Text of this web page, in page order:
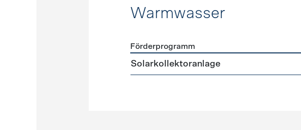
Warmwasser
Förderprogramme Warmwasser
Förderprogramm
Solarkollektoranlage